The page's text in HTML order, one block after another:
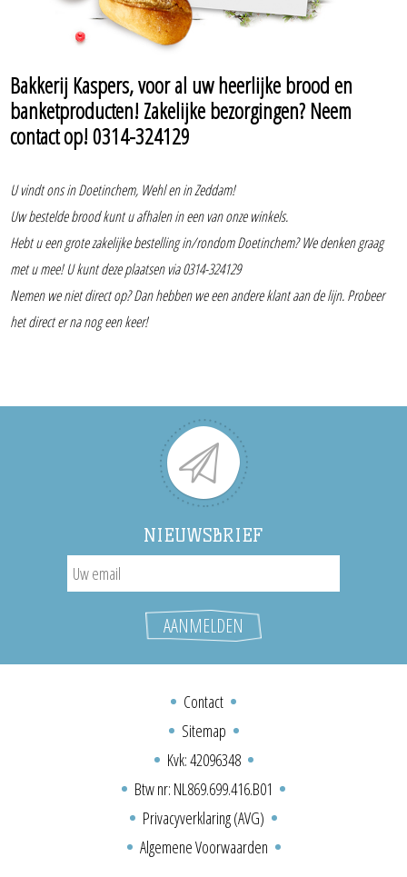
Bakkerij Kaspers, voor al uw heerlijke brood en
banketproducten! Zakelijke bezorgingen? Neem
contact op! 0314-324129
U vindt ons in Doetinchem, Wehl en in Zeddam!
Uw bestelde brood kunt u afhalen in een van onze winkels.
Hebt u een grote zakelijke bestelling in/rondom Doetinchem? We denken graag
met u mee! U kunt deze plaatsen via 0314-324129
Nemen we niet direct op? Dan hebben we een andere klant aan de lijn. Probeer
het direct er na nog een keer!
NIEUWSBRIEF
Contact
Sitemap
Kvk: 42096348
Btw nr: NL869.699.416.B01
Privacyverklaring (AVG)
Algemene Voorwaarden